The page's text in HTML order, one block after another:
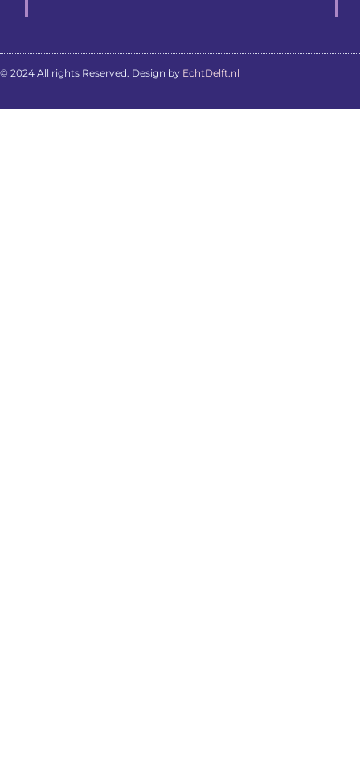
© 2024 All rights Reserved. Design by EchtDelft.nl